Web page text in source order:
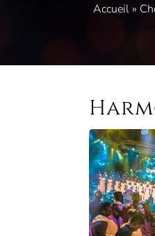
Accueil »